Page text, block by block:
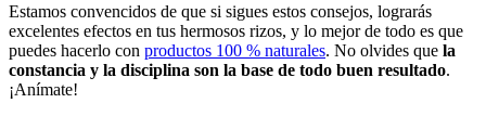
Estamos convencidos de que si sigues estos consejos, lograrás
excelentes efectos en tus hermosos rizos, y lo mejor de todo es que
puedes hacerlo con productos 100 % naturales. No olvides que la
constancia y la disciplina son la base de todo buen resultado.
¡Anímate!